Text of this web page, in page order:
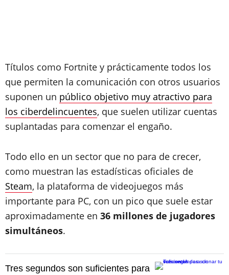
Títulos como Fortnite y prácticamente todos los
que permiten la comunicación con otros usuarios
suponen un público objetivo muy atractivo para
los ciberdelincuentes, que suelen utilizar cuentas
suplantadas para comenzar el engaño.
Todo ello en un sector que no para de crecer,
como muestran las estadísticas oficiales de
Steam, la plataforma de videojuegos más
importante para PC, con un pico que suele estar
aproximadamente en 36 millones de jugadores
simultáneos.
Tres segundos son suficientes para